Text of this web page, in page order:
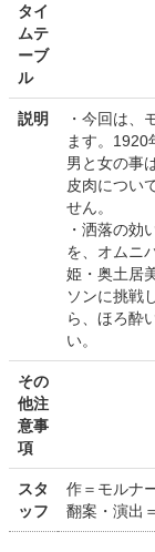
タイ
ムテ
ーブ
ル
説明
・今回は、
ます。1920
男と女の事
皮肉につい
せん。
・洒落の効
を、オムニ
姫・奥土居
ソンに挑戦
ら、ほろ酔
い。
その
他注
意事
項
スタ
ッフ
作＝モルナ
翻案・演出